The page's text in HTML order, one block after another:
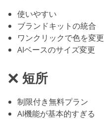
使いやすい
ブランドキットの統合
ワンクリックで色を変更
AIベースのサイズ変更
短所
制限付き無料プラン
AI機能が基本的すぎる